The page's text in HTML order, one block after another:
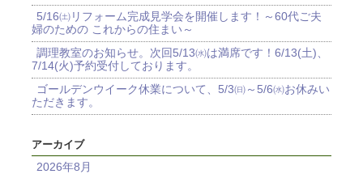
5/16㈯リフォーム完成見学会を開催します！～60代ご夫
婦のための これからの住まい～
調理教室のお知らせ。次回5/13㈬は満席です！6/13(土)、
7/14(火)予約受付しております。
ゴールデンウイーク休業について、5/3㈰～5/6㈬お休みい
ただきます。
アーカイブ
2026年8月